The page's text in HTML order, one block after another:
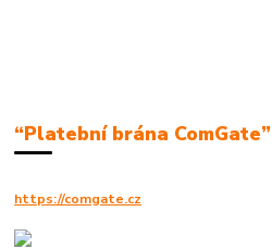
“Platební brána ComGate”
https://comgate.cz